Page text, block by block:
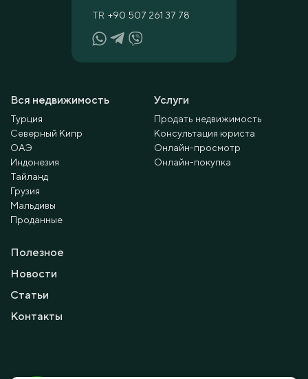
Вся недвижимость
Турция
Северный Кипр
ОАЭ
Индонезия
Тайланд
Грузия
Мальдивы
Проданные
Услуги
Продать недвижимость
Консультация юриста
Онлайн-просмотр
Онлайн-покупка
Полезное
Новости
Статьи
Контакты
TR +90 507 261 37 78